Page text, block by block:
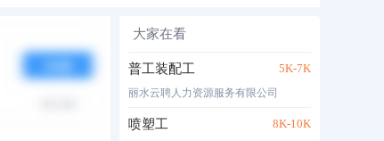
大家在看
普工装配工 5K-7K
丽水云聘人力资源服务有限公司
喷塑工 8K-10K